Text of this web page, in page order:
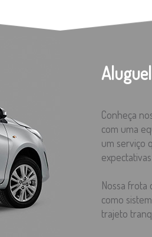
Conheça
com uma
um serviço
Nossa
como
trajeto